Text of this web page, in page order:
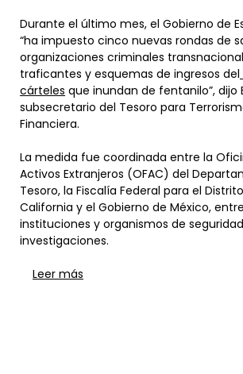
Durante el último mes, el Gobierno de
“ha impuesto cinco nuevas rondas de
organizaciones criminales
traficantes y esquemas de ingresos del
cárteles que inundan de fentanilo”, dijo
subsecretario del Tesoro para
Financiera.
La medida fue coordinada entre la
Activos Extranjeros (OFAC) del
Tesoro, la Fiscalía Federal para el
California y el Gobierno de México,
instituciones y organismos de
investigaciones.
Leer más